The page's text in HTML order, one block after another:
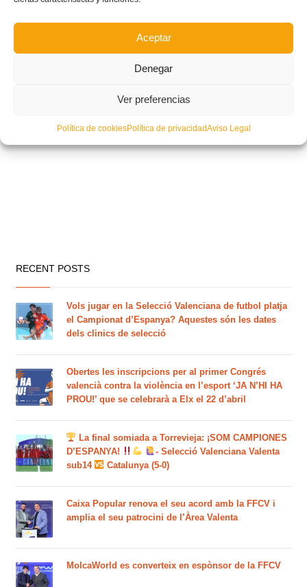
Aceptar
Denegar
Ver preferencias
Política de cookiesPolítica de privacidadAviso Legal
RECENT POSTS
Vols jugar en la Selecció Valenciana de futbol platja
el Campionat d’Espanya? Aquestes són les dates
dels clinics de selecció
Obertes les inscripcions per al primer Congrés
valencià contra la violència en l’esport ‘JA N’HI HA
PROU!’ que se celebrarà a Elx el 22 d’abril
La final somiada a Torrevieja: ¡SOM CAMPIONES
D’ESPANYA!
- Selecció Valenciana Valenta
sub14
Catalunya (5-0)
Caixa Popular renova el seu acord amb la FFCV i
amplia el seu patrocini de l’Àrea Valenta
MolcaWorld es converteix en espònsor de la FFCV